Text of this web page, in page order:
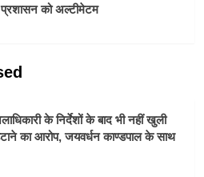
को अल्टीमेटम
के निर्देशों के बाद भी नहीं खुली
का आरोप, जयवर्धन काण्डपाल के साथ